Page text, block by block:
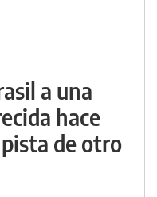
a una
hace
de otro